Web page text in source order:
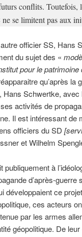
conflits. Toutefois,
se limitent pas aux
officier SS, Hans
du sujet des «
pour le patrimoine
qu’après
Schwertke, avec
activités de
Il est intéressant
officiers du SD
et Wilhelm
publiquement à
d’après-guerre
développaient ce
ces acteurs
par les armes
géopolitique. De